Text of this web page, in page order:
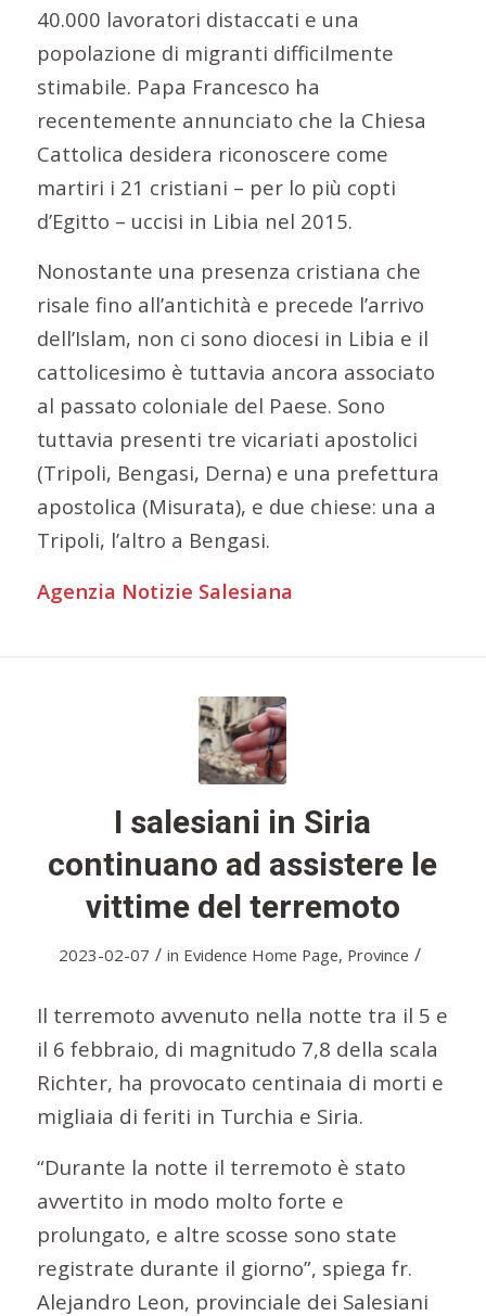
40.000 lavoratori distaccati e una
popolazione di migranti difficilmente
stimabile. Papa Francesco ha
recentemente annunciato che la Chiesa
Cattolica desidera riconoscere come
martiri i 21 cristiani – per lo più copti
d’Egitto – uccisi in Libia nel 2015.
Nonostante una presenza cristiana che
risale fino all’antichità e precede l’arrivo
dell’Islam, non ci sono diocesi in Libia e il
cattolicesimo è tuttavia ancora associato
al passato coloniale del Paese. Sono
tuttavia presenti tre vicariati apostolici
(Tripoli, Bengasi, Derna) e una prefettura
apostolica (Misurata), e due chiese: una a
Tripoli, l’altro a Bengasi.
Agenzia Notizie Salesiana
I salesiani in Siria
continuano ad assistere le
vittime del terremoto
2023-02-07 / in Evidence Home Page, Province /
Il terremoto avvenuto nella notte tra il 5 e
il 6 febbraio, di magnitudo 7,8 della scala
Richter, ha provocato centinaia di morti e
migliaia di feriti in Turchia e Siria.
“Durante la notte il terremoto è stato
avvertito in modo molto forte e
prolungato, e altre scosse sono state
registrate durante il giorno”, spiega fr.
Alejandro Leon, provinciale dei Salesiani